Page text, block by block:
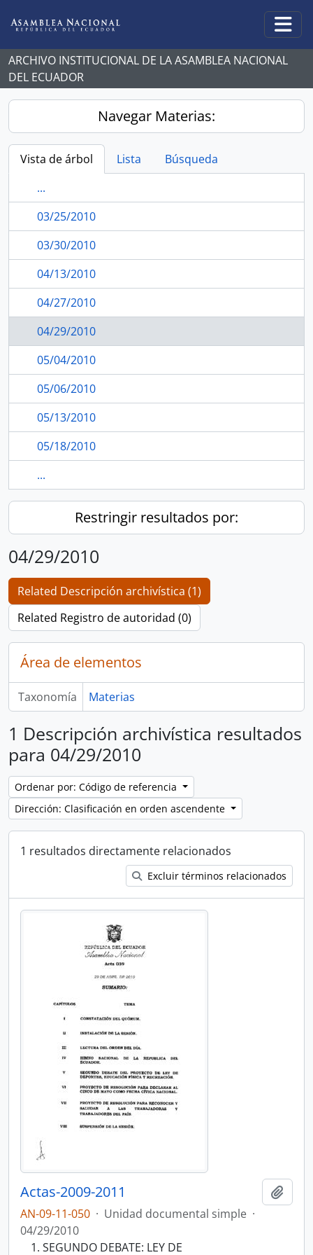
ARCHIVO INSTITUCIONAL DE LA ASAMBLEA NACIONAL
DEL ECUADOR
Navegar Materias:
Vista de árbol Lista
Búsqueda
...
03/25/2010
03/30/2010
04/13/2010
04/27/2010
04/29/2010
05/04/2010
05/06/2010
05/13/2010
05/18/2010
...
Restringir resultados por:
04/29/2010
Related Descripción archivística (1)
Related Registro de autoridad (0)
Área de elementos
Taxonomía Materias
1 Descripción archivística resultados
para 04/29/2010
Ordenar por: Código de referencia
Dirección: Clasificación en orden ascendente
1 resultados directamente relacionados
Excluir términos relacionados
Actas-2009-2011
AN-09-11-050 · Unidad documental simple ·
04/29/2010
SEGUNDO DEBATE: LEY DE